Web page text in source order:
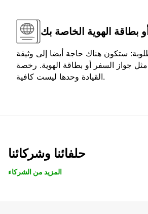
بطاقة الهوية الخاصة بك
ستكون هناك حاجة أيضا إلى وثيقة
جواز السفر أو بطاقة الهوية. رخصة
القيادة وحدها ليست كافية.
حلفائنا وشركائنا
المزيد من الشركاء